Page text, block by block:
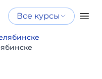
Все курсы
и ИИ